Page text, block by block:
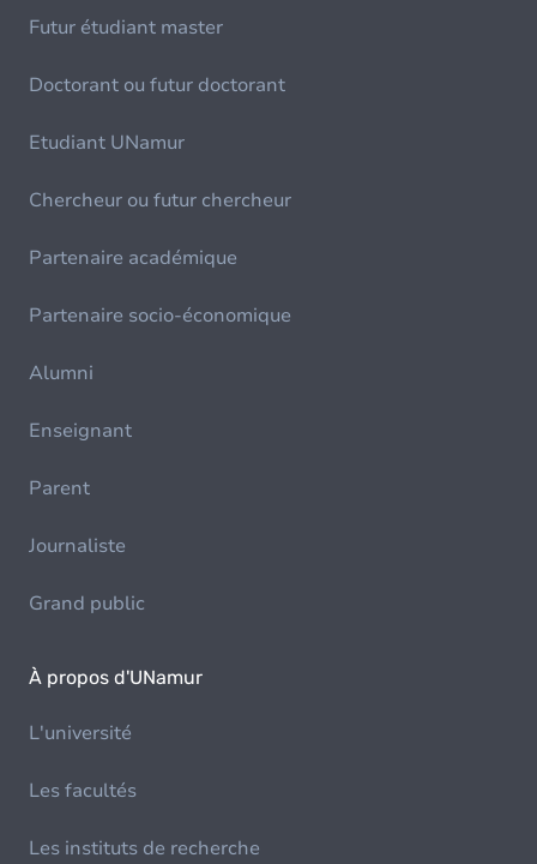
Futur étudiant master
Doctorant ou futur doctorant
Etudiant UNamur
Chercheur ou futur chercheur
Partenaire académique
Partenaire socio-économique
Alumni
Enseignant
Parent
Journaliste
Grand public
À propos d'UNamur
L'université
Les facultés
Les instituts de recherche